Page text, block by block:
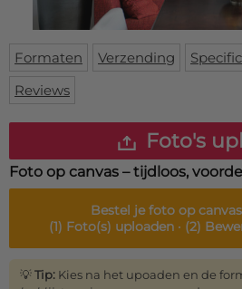
Vloermat
Skateboard deck
Inloggen
WhatsApp
Formaten Verzending
Reviews
Foto's
Foto op canvas – tijdloos,
Bestel jefoto op canvas
(1) Foto(s) uploaden · (2)
💡Tip: Kies na het upoaden en de